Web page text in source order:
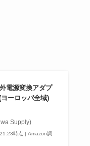
電源変換アダプ
ーロッパ全域)
Supply)
時点 | Amazon調